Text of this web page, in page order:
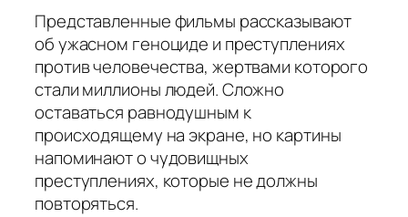
Представленные фильмы рассказывают
об ужасном геноциде и преступлениях
против человечества, жертвами которого
стали миллионы людей. Сложно
оставаться равнодушным к
происходящему на экране, но картины
напоминают о чудовищных
преступлениях, которые не должны
повторяться.